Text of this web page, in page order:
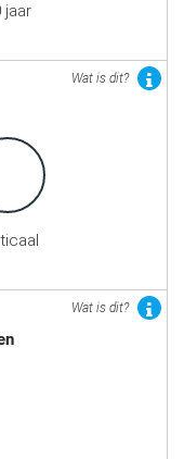
jaar
Wat is dit?
Wat is dit?